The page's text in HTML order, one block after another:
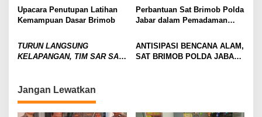
Pastikan Keselamatan Warga
Pencapaian Pasca Bencana
Aceh Tamiang
Upacara Penutupan Latihan
Kemampuan Dasar Brimob
Perbantuan Sat Brimob Polda
Jabar dalam Pemadaman
Purwakarta
TURUN LANGSUNG
KELAPANGAN, TIM SAR SAT
BABINSA CEK PINTU
SALURAN AIR DI CIREBON
ANTISIPASI BENCANA ALAM,
SAT BRIMOB POLDA JABAR
Jangan Lewatkan